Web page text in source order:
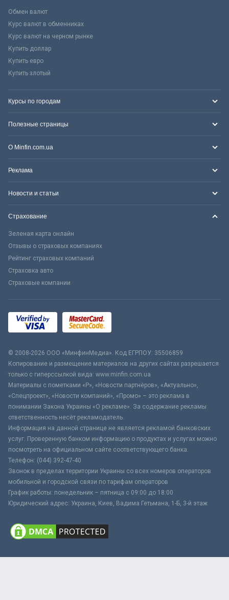
Обмен валют
Курс валют в обменниках
Курс валют на черном рынке
Купить доллар
Купить евро
Купить злотый
Курсы по городам
Полезные страницы
О Minfin.com.ua
Реклама
Новости и статьи
Страхование
Зеленая карта онлайн
Отзывы о страховых компаниях
Рейтинг страховых компаний
Страховка авто
Страховые компании
© 2008-2026 ООО «МинфинМедиа». Код ЕГРПОУ: 35506859
Копирование и размещение материалов на других сайтах разрешается
только с гиперссылкой вида: www.minfin.com.ua
Материалы с пометками «Р», «Новости партнёров», «Актуально»,
«Спецпроект», «Новости компаний», «Промо» – это реклама в
понимании Закона Украины «О рекламе». За содержание рекламы
ответственность несёт рекламодатель.
Информация на данной странице не является рекламой банковских
услуг. Проверенную банком информацию о продуктах и услугах можно
посмотреть на официальном сайте соответствующего банка.
Телефон: (044) 392-47-40
Звонок в пределах территории Украины со всех номеров операторов
мобильной и городской связи по тарифам операторов
График работы: понедельник – пятница с 09:00 до 18:00
Юридический адрес: Украина, Киев, Вадима Гетьмана, 1-Б, 3-й этаж